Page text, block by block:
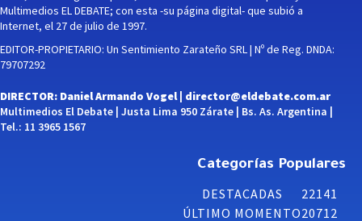
Multimedios EL DEBATE; con esta -su página digital- que subió a
Internet, el 27 de julio de 1997.
EDITOR-PROPIETARIO: Un Sentimiento Zarateño SRL | Nº de Reg. DNDA:
79707292
DIRECTOR: Daniel Armando Vogel | director@eldebate.com.ar
Multimedios El Debate | Justa Lima 950 Zárate | Bs. As. Argentina |
Tel.: 11 3965 1567
Categorías Populares
DESTACADAS
22141
ÚLTIMO MOMENTO20712